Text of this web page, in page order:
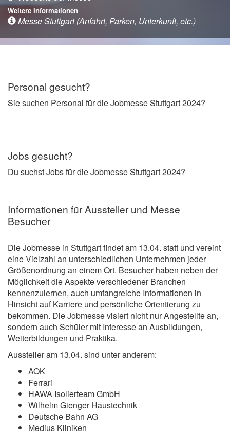
Weitere Informationen
Messe Stuttgart (Anfahrt, Parken, Unterkunft, etc.)
Personal gesucht?
Sie suchen Personal für die Jobmesse Stuttgart 2024?
Jobs gesucht?
Du suchst Jobs für die Jobmesse Stuttgart 2024?
Informationen für Aussteller und Messe
Besucher
Die Jobmesse in Stuttgart findet am 13.04. statt und vereint
eine Vielzahl an unterschiedlichen Unternehmen jeder
Größenordnung an einem Ort. Besucher haben neben der
Möglichkeit die Aspekte verschiedener Branchen
kennenzulernen, auch umfangreiche Informationen in
Hinsicht auf Karriere und persönliche Orientierung zu
bekommen. Die Jobmesse visiert nicht nur Angestellte an,
sondern auch Schüler mit Interesse an Ausbildungen,
Weiterbildungen und Praktika.
Aussteller am 13.04. sind unter anderem:
AOK
Ferrari
HAWA Isolierteam GmbH
Wilhelm Gienger Haustechnik
Deutsche Bahn AG
Medius Kliniken